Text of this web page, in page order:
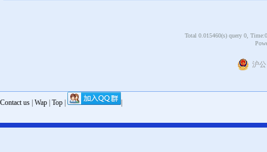
Total 0.015460(s) query 0,
沪公
Contact us Wap Top